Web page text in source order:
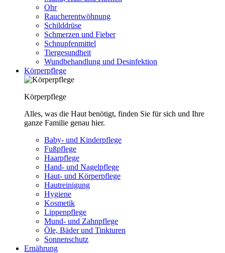
Ohr
Raucherentwöhnung
Schilddrüse
Schmerzen und Fieber
Schnupfenmittel
Tiergesundheit
Wundbehandlung und Desinfektion
Körperpflege
Körperpflege
Alles, was die Haut benötigt, finden Sie für sich und Ihre
ganze Familie genau hier.
Baby- und Kinderpflege
Fußpflege
Haarpflege
Hand- und Nagelpflege
Haut- und Körperpflege
Hautreinigung
Hygiene
Kosmetik
Lippenpflege
Mund- und Zahnpflege
Öle, Bäder und Tinkturen
Sonnenschutz
Ernährung